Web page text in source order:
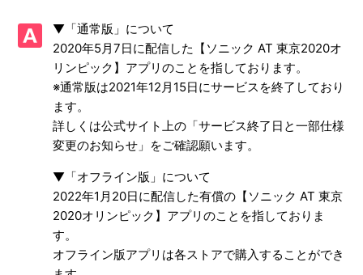
▼「通常版」について
2020年5月7日に配信した【ソニック AT 東京2020オ
リンピック】アプリのことを指しております。
※通常版は2021年12月15日にサービスを終了しており
ます。
詳しくは公式サイト上の「サービス終了日と一部仕様
変更のお知らせ」をご確認願います。
▼「オフライン版」について
2022年1月20日に配信した有償の【ソニック AT 東京
2020オリンピック】アプリのことを指しておりま
す。
オフライン版アプリは各ストアで購入することができ